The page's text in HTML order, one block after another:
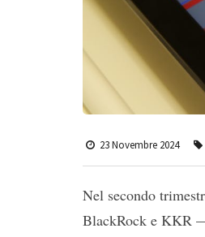
23 Novembre 2024
Nel secondo
BlackRock e KKR